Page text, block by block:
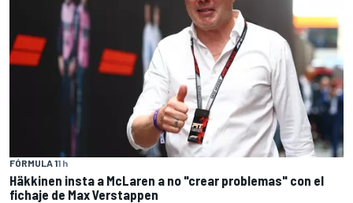
FÓRMULA 11 h
Häkkinen insta a McLaren a no "crear problemas" con el
fichaje de Max Verstappen